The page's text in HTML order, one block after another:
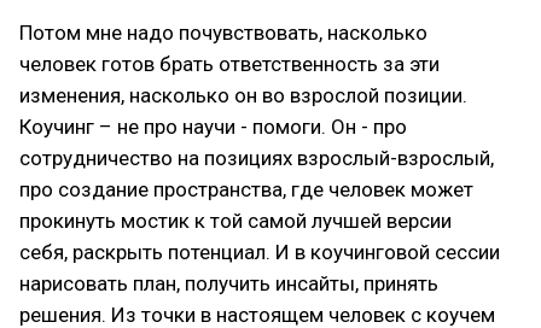
Потом мне надо почувствовать, насколько
человек готов брать ответственность за эти
изменения, насколько он во взрослой позиции.
Коучинг – не про научи - помоги. Он - про
сотрудничество на позициях взрослый-взрослый,
про создание пространства, где человек может
прокинуть мостик к той самой лучшей версии
себя, раскрыть потенциал. И в коучинговой сессии
нарисовать план, получить инсайты, принять
решения. Из точки в настоящем человек с коучем